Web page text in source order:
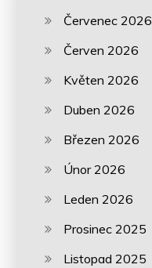
Červenec 2026
Červen 2026
Květen 2026
Duben 2026
Březen 2026
Únor 2026
Leden 2026
Prosinec 2025
Listopad 2025